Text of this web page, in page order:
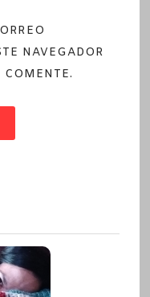
NAVEGADOR